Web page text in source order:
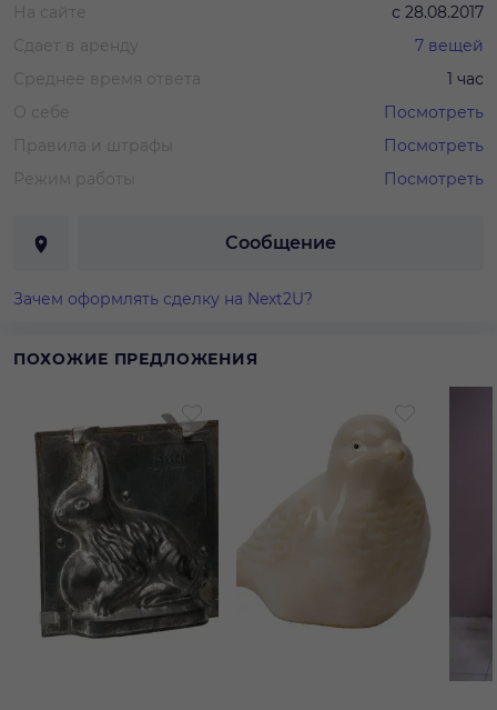
На сайте с 28.08.2017
Сдает в аренду
7 вещей
Среднее время ответа
1 час
О себе
Посмотреть
Правила и штрафы
Посмотреть
Режим работы
Посмотреть
Сообщение
Зачем оформлять сделку на Next2U?
ПОХОЖИЕ ПРЕДЛОЖЕНИЯ